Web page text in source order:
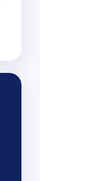
AEPE -